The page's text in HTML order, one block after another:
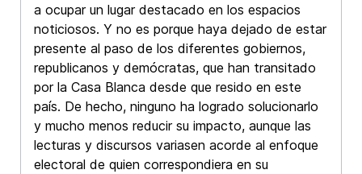
a ocupar un lugar destacado en los espacios
noticiosos. Y no es porque haya dejado de estar
presente al paso de los diferentes gobiernos,
republicanos y demócratas, que han transitado
por la Casa Blanca desde que resido en este
país. De hecho, ninguno ha logrado solucionarlo
y mucho menos reducir su impacto, aunque las
lecturas y discursos variasen acorde al enfoque
electoral de quien correspondiera en su